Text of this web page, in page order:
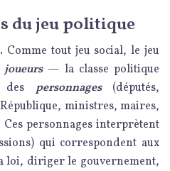
du jeu politique
Comme tout jeu social, le jeu
joueurs— la classe politique
personnages(députés,
ministres, maires,
personnages interprètent
qui correspondent aux
loi, diriger le gouvernement,